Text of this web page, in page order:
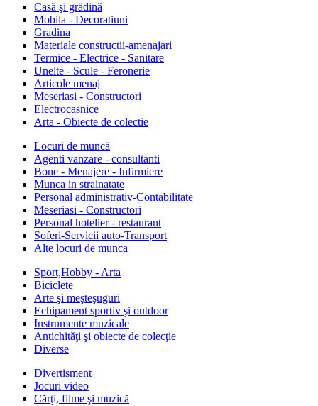
Casă şi grădină
Mobila - Decoratiuni
Gradina
Materiale constructii-amenajari
Termice - Electrice - Sanitare
Unelte - Scule - Feronerie
Articole menaj
Meseriasi - Constructori
Electrocasnice
Arta - Obiecte de colectie
Locuri de muncă
Agenti vanzare - consultanti
Bone - Menajere - Infirmiere
Munca in strainatate
Personal administrativ-Contabilitate
Meseriasi - Constructori
Personal hotelier - restaurant
Soferi-Servicii auto-Transport
Alte locuri de munca
Sport,Hobby - Arta
Biciclete
Arte şi meşteşuguri
Echipament sportiv şi outdoor
Instrumente muzicale
Antichităţi şi obiecte de colecţie
Diverse
Divertisment
Jocuri video
Cărţi, filme şi muzică